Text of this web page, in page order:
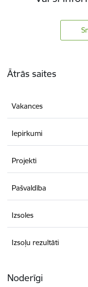
Ātrās saites
Vakances
Iepirkumi
Projekti
Pašvaldība
Izsoles
Izsoļu rezultāti
Noderīgi